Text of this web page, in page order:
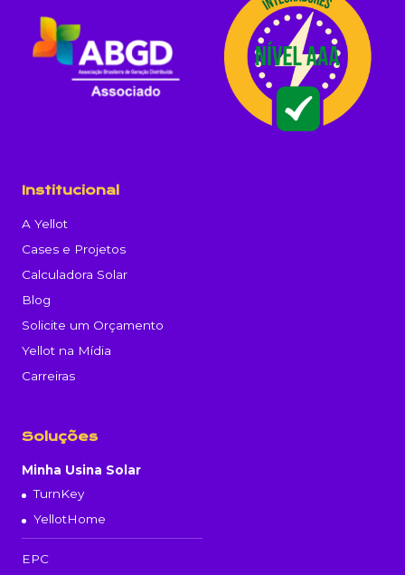
Institucional
A Yellot
Cases e Projetos
Calculadora Solar
Blog
Solicite um Orçamento
Yellot na Mídia
Carreiras
Soluções
Minha Usina Solar
TurnKey
YellotHome
EPC